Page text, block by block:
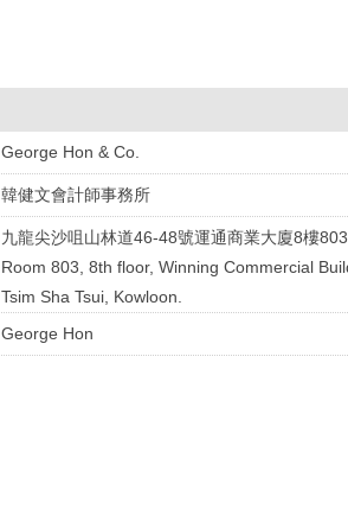
George Hon & Co.
韓健文會計師事務所
九龍尖沙咀山林道46-48號運通商業大廈8樓
Room 803, 8th floor, Winning Commercial
Tsim Sha Tsui, Kowloon.
George Hon